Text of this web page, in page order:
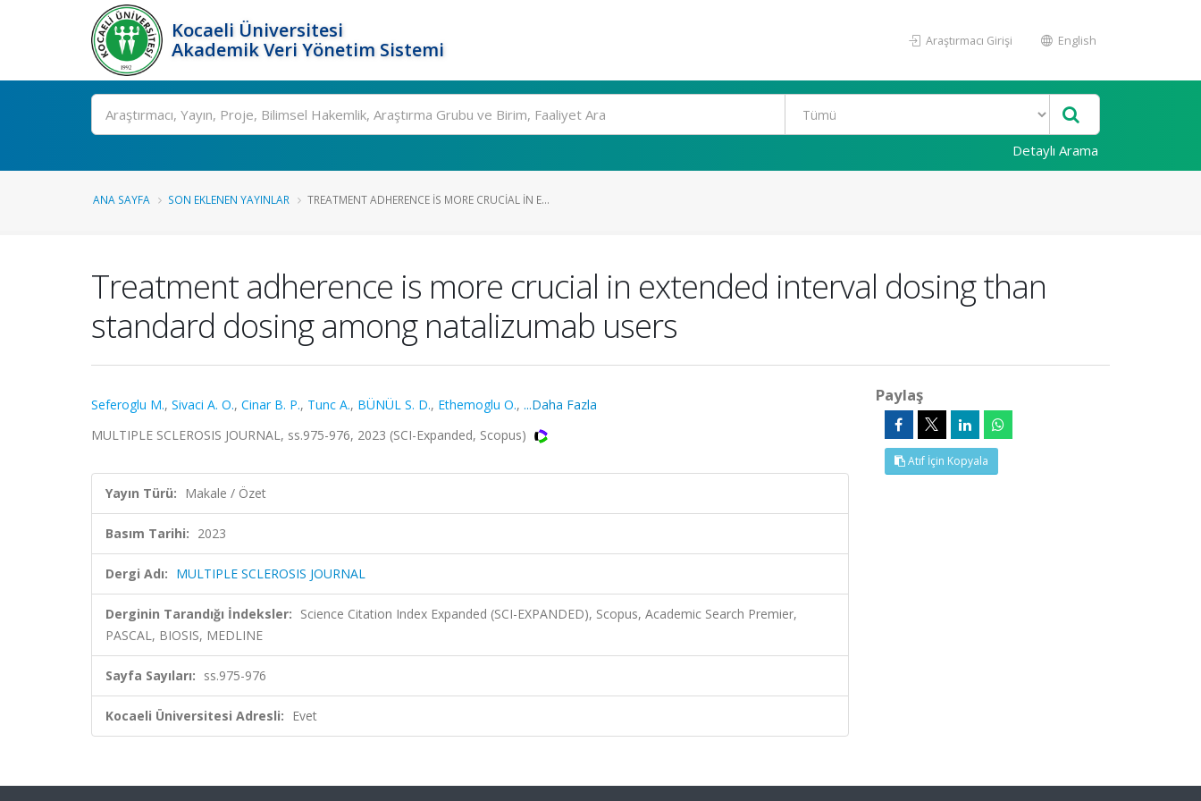
Kocaeli Üniversitesi
Akademik Veri Yönetim Sistemi
Araştırmacı Girişi English
Ara
Detaylı Arama
ANA SAYFA SON EKLENEN YAYINLAR TREATMENT ADHERENCE IS MORE CRUCIAL IN E...
Treatment adherence is more crucial in extended interval dosing than
standard dosing among natalizumab users
Seferoglu M., Sivaci A. O., Cinar B. P., Tunc A., BÜNÜL S. D., Ethemoglu O., ...Daha Fazla
MULTIPLE SCLEROSIS JOURNAL, ss.975-976, 2023 (SCI-Expanded, Scopus)
Yayın Türü: Makale / Özet
Basım Tarihi: 2023
Dergi Adı: MULTIPLE SCLEROSIS JOURNAL
Derginin Tarandığı İndeksler: Science Citation Index Expanded (SCI-EXPANDED), Scopus, Academic Search Premier,
PASCAL, BIOSIS, MEDLINE
Sayfa Sayıları: ss.975-976
Kocaeli Üniversitesi Adresli: Evet
Paylaş
Atıf İçin Kopyala